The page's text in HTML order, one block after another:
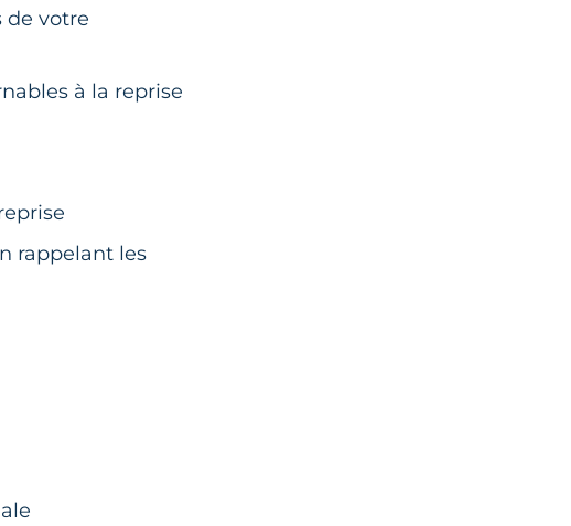
de votre
à la reprise
rappelant les